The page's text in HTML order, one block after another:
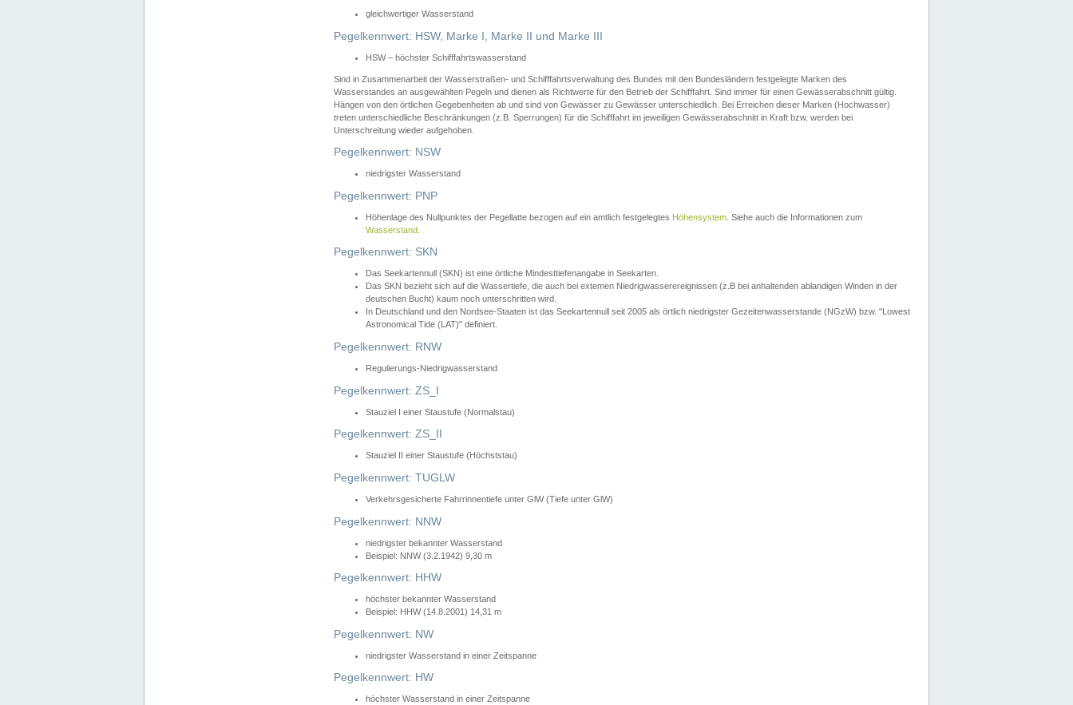
gleichwertiger Wasserstand
Pegelkennwert: HSW, Marke I, Marke II und Marke III
HSW – höchster Schifffahrtswasserstand
Sind in Zusammenarbeit der Wasserstraßen- und Schifffahrtsverwaltung des Bundes mit den Bundesländern festgelegte Marken des
Wasserstandes an ausgewählten Pegeln und dienen als Richtwerte für den Betrieb der Schifffahrt. Sind immer für einen Gewässerabschnitt gültig.
Hängen von den örtlichen Gegebenheiten ab und sind von Gewässer zu Gewässer unterschiedlich. Bei Erreichen dieser Marken (Hochwasser)
treten unterschiedliche Beschränkungen (z.B. Sperrungen) für die Schifffahrt im jeweiligen Gewässerabschnitt in Kraft bzw. werden bei
Unterschreitung wieder aufgehoben.
Pegelkennwert: NSW
niedrigster Wasserstand
Pegelkennwert: PNP
Höhenlage des Nullpunktes der Pegellatte bezogen auf ein amtlich festgelegtes Höhensystem . Siehe auch die Informationen zum
Wasserstand
Pegelkennwert: SKN
Das Seekartennull (SKN) ist eine örtliche Mindesttiefenangabe in Seekarten.
Das SKN bezieht sich auf die Wassertiefe, die auch bei extemen Niedrigwasserereignissen (z.B bei anhaltenden ablandigen Winden in der
deutschen Bucht) kaum noch unterschritten wird.
In Deutschland und den Nordsee-Staaten ist das Seekartennull seit 2005 als örtlich niedrigster Gezeitenwasserstande (NGzW) bzw. "Lowest
Astronomical Tide (LAT)" definiert.
Pegelkennwert: RNW
Regulierungs-Niedrigwasserstand
Pegelkennwert: ZS_I
Stauziel I einer Staustufe (Normalstau)
Pegelkennwert: ZS_II
Stauziel II einer Staustufe (Höchststau)
Pegelkennwert: TUGLW
Verkehrsgesicherte Fahrrinnentiefe unter GlW (Tiefe unter GlW)
Pegelkennwert: NNW
niedrigster bekannter Wasserstand
Beispiel: NNW (3.2.1942) 9,30 m
Pegelkennwert: HHW
höchster bekannter Wasserstand
Beispiel: HHW (14.8.2001) 14,31 m
Pegelkennwert: NW
niedrigster Wasserstand in einer Zeitspanne
Pegelkennwert: HW
höchster Wasserstand in einer Zeitspanne